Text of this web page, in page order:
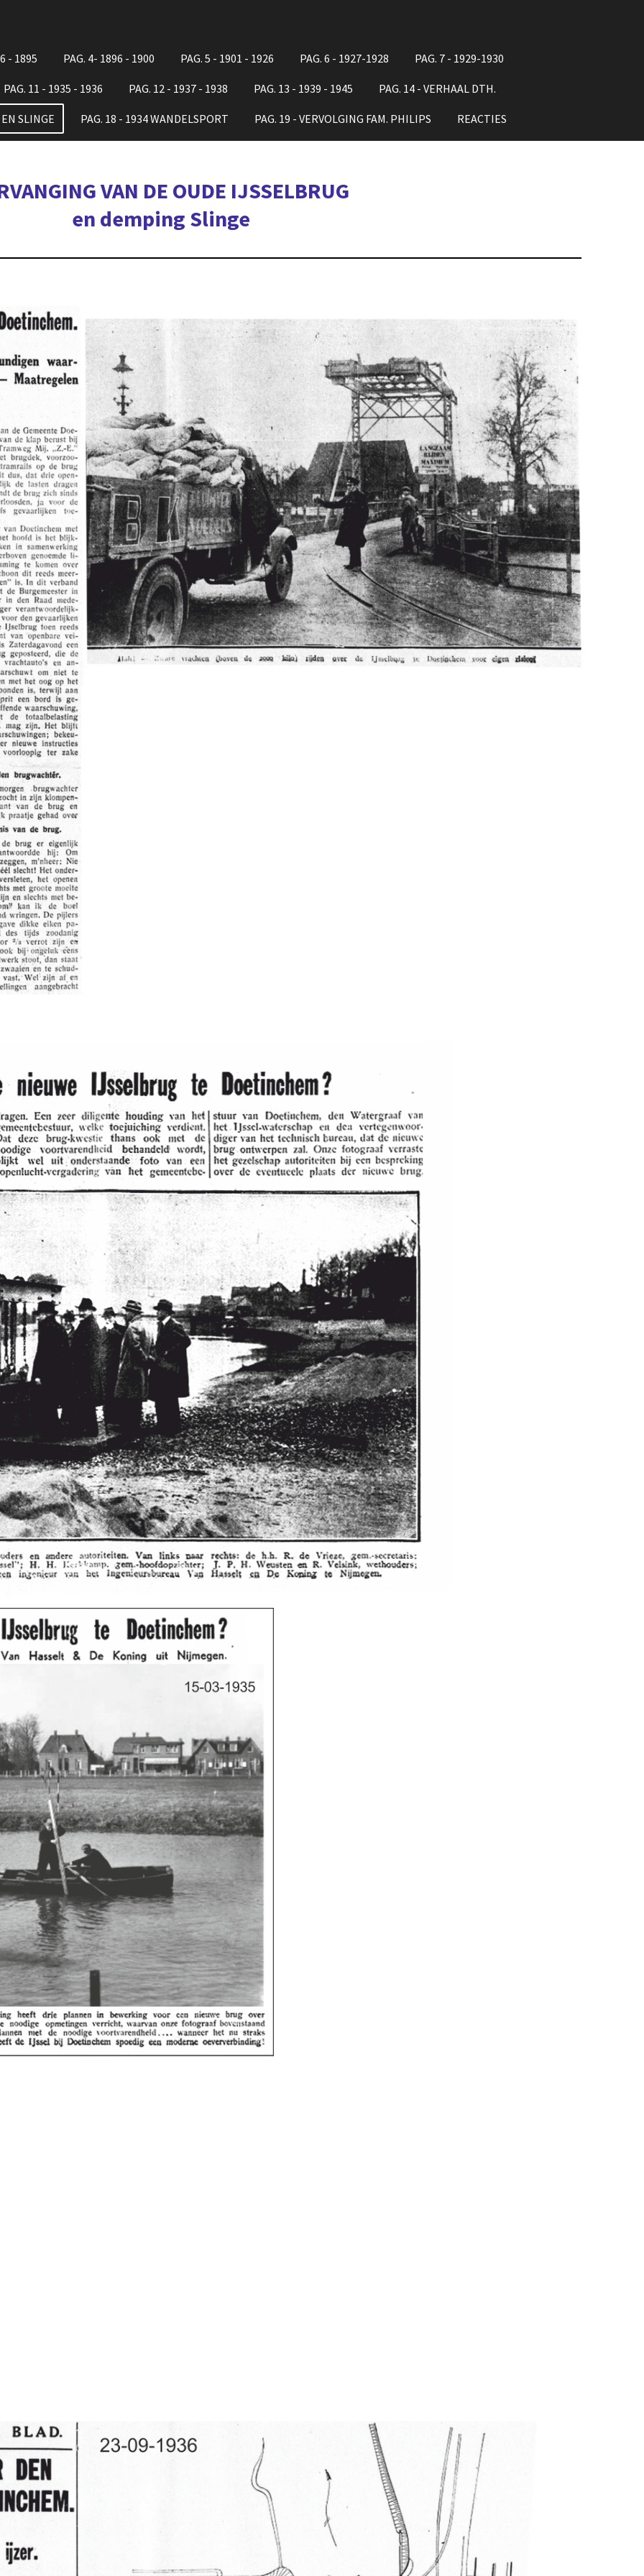
- 1895 PAG. 4- 1896 - 1900 PAG. 5 - 1901 - 1926 PAG. 6 - 1927-1928 PAG. 7 - 1929-1930
PAG. 11 - 1935 - 1936 PAG. 12 - 1937 - 1938 PAG. 13 - 1939 - 1945 PAG. 14 - VERHAAL DTH.
SLINGE PAG. 18 - 1934 WANDELSPORT PAG. 19 - VERVOLGING FAM. PHILIPS REACTIES
VAN DE OUDE IJSSELBRUG
en demping Slinge